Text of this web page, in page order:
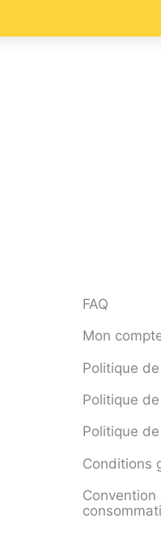
FAQ
Mon
Politique
Politique
Politique
Conditions